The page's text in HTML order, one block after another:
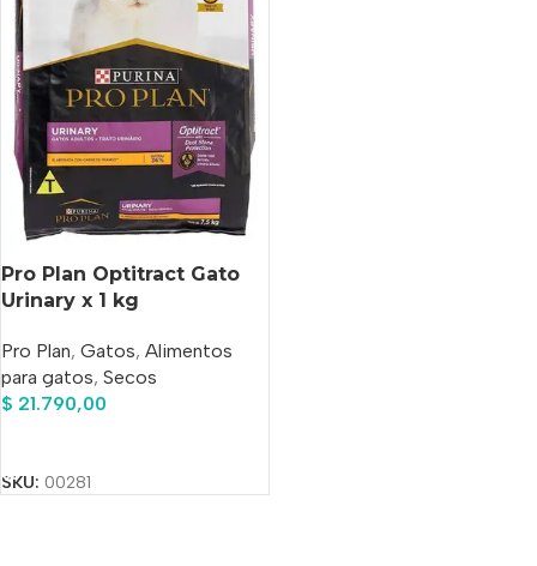
Pro Plan Optitract Gato
Urinary x 1 kg
Pro Plan, Gatos, Alimentos
para gatos, Secos
$ 21.790,00
SKU: 00281